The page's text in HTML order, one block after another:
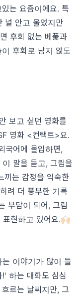
는 요즘이에요. 특
널 안고 울었지만
후회 없는 베풂과
후회로 남지 않도
보고 싶던 영화를
영화 <컨택트>요.
국어에 몰입하면,
말을 듣고, 그림을
끼는 감정을 익숙한
려 더 풍부한 기록
부담이 되어, 그림
현하고 있어요.🙌🏻
이야기가 많이 들
하는 대화도 심심
르는 날씨지만, 그